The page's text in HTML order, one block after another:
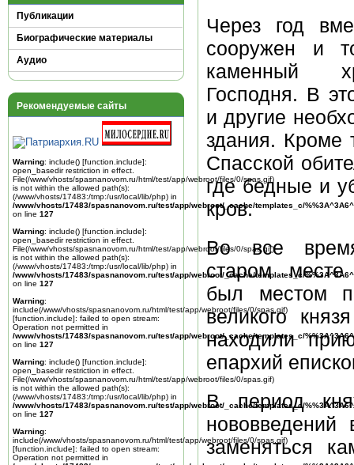
Через год
сооружен и
каменный
Господня. В
и другие
здания. Кроме
Спасской
где бедные и
кров.
Во все
старом
был местом
великого
находили
епархий
В период
заменяться
Публикации
Биографические материалы
Аудио
Рекомендуемые сайты
Warning: include() [function.include]:
open_basedir restriction in effect.
File(/www/vhosts/spasnanovom.ru/html/test/app/webroot/files/0/spas.gif)
is not within the allowed path(s):
(/www/vhosts/17483:/tmp:/usr/local/lib/php) in
/www/vhosts/17483/spasnanovom.ru/test/app/webroot/_cache/templates_c/
on line 127
Warning: include() [function.include]:
open_basedir restriction in effect.
File(/www/vhosts/spasnanovom.ru/html/test/app/webroot/files/0/spas.gif)
is not within the allowed path(s):
(/www/vhosts/17483:/tmp:/usr/local/lib/php) in
/www/vhosts/17483/spasnanovom.ru/test/app/webroot/_cache/templates_c/
on line 127
Warning:
include(/www/vhosts/spasnanovom.ru/html/test/app/webroot/files/0/spas.gif)
[function.include]: failed to open stream:
Operation not permitted in
/www/vhosts/17483/spasnanovom.ru/test/app/webroot/_cache/templates_c/
on line 127
Warning: include() [function.include]:
open_basedir restriction in effect.
File(/www/vhosts/spasnanovom.ru/html/test/app/webroot/files/0/spas.gif)
is not within the allowed path(s):
(/www/vhosts/17483:/tmp:/usr/local/lib/php) in
/www/vhosts/17483/spasnanovom.ru/test/app/webroot/_cache/templates_c/
on line 127
Warning:
include(/www/vhosts/spasnanovom.ru/html/test/app/webroot/files/0/spas.gif)
[function.include]: failed to open stream:
Operation not permitted in